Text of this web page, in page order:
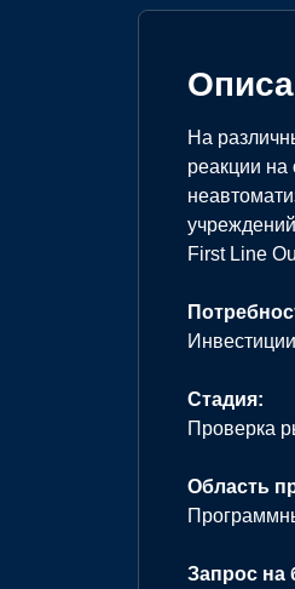
На
реакции
First Line
Инвестиции
Стадия:
Проверка
Область
Запрос на